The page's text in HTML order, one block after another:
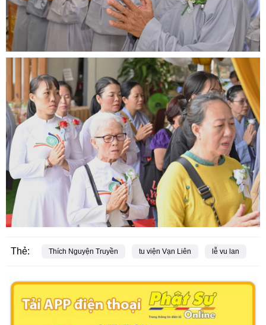
Thẻ: Thích Nguyện Truyền tu viện Vạn Liên lễ vu lan